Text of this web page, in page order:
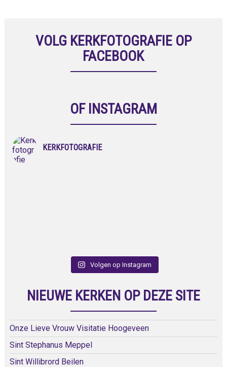
VOLG KERKFOTOGRAFIE OP
FACEBOOK
OF INSTAGRAM
KERKFOTOGRAFIE
Volgen op Instagram
NIEUWE KERKEN OP DEZE SITE
Onze Lieve Vrouw Visitatie Hoogeveen
Sint Stephanus Meppel
Sint Willibrord Beilen